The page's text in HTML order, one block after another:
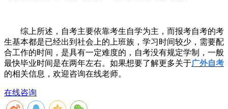
综上所述，自考主要依靠考生自学为主，而报考自考的考
生基本都是已经出到社会上的上班族，学习时间较少，需要配
合工作的时间，是具有一定难度的，自考没有规定学制，一般
最快毕业时间是在两年左右。如果想要了解更多关于广外自考
的相关信息，欢迎咨询在线老师。
在线咨询